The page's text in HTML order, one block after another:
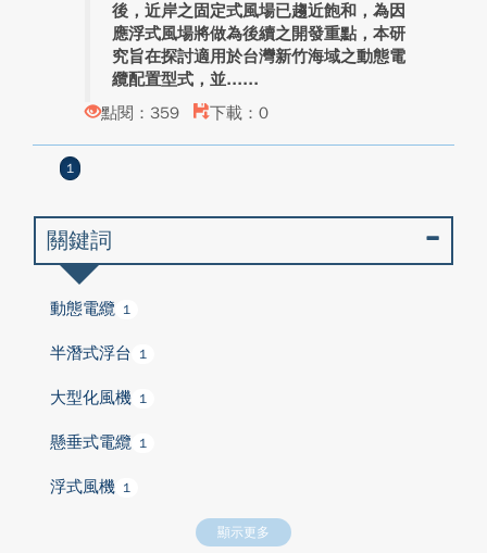
後，近岸之固定式風場已趨近飽和，為因
應浮式風場將做為後續之開發重點，本研
究旨在探討適用於台灣新竹海域之動態電
纜配置型式，並...
點閱：359
下載：0
1
關鍵詞
動態電纜 1
半潛式浮台 1
大型化風機 1
懸垂式電纜 1
浮式風機 1
顯示更多